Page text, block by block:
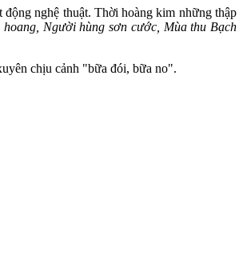
nghệ thuật. Thời hoàng kim những thập
Người hùng sơn cước, Mùa thu Bạch
chịu cảnh "bữa đói, bữa no".